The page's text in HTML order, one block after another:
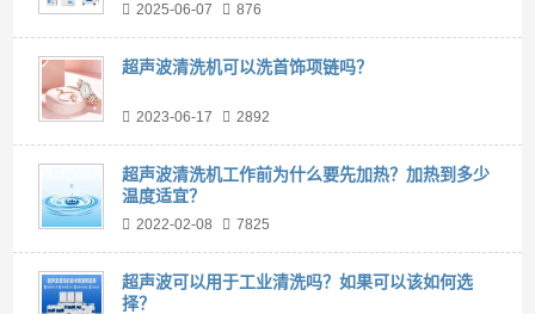
2025-06-07 876
超声波清洗机可以洗首饰项链吗？
2023-06-17 2892
超声波清洗机工作前为什么要先加热？加热到多少
温度适宜？
2022-02-08 7825
超声波可以用于工业清洗吗？如果可以该如何选
择？